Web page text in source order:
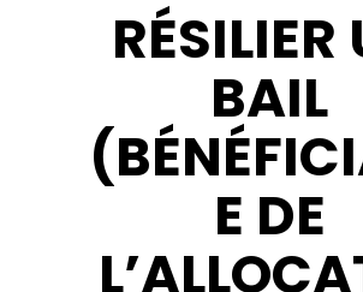
RÉSILIER
BAIL
E DE